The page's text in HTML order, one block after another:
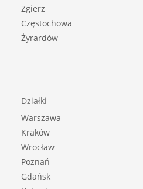
Zgierz
Częstochowa
Żyrardów
Działki
Warszawa
Kraków
Wrocław
Poznań
Gdańsk